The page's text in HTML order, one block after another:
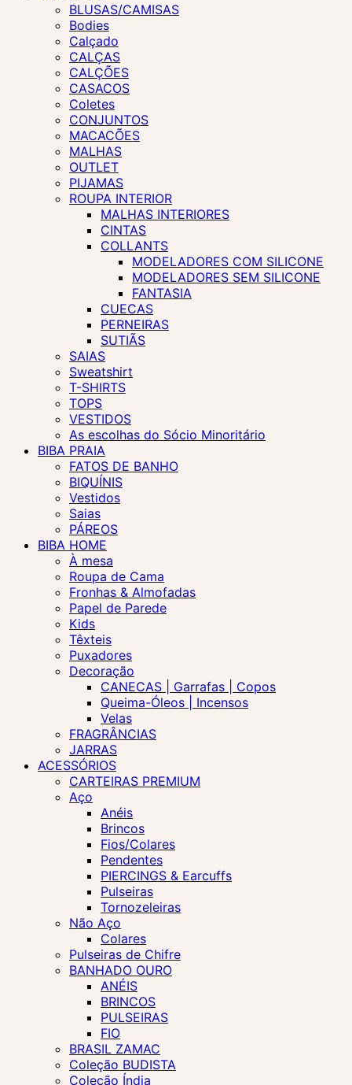
BLUSAS/CAMISAS
Bodies
Calçado
CALÇAS
CALÇÕES
CASACOS
Coletes
CONJUNTOS
MACACÕES
MALHAS
OUTLET
PIJAMAS
ROUPA INTERIOR
MALHAS INTERIORES
CINTAS
COLLANTS
MODELADORES COM SILICONE
MODELADORES SEM SILICONE
FANTASIA
CUECAS
PERNEIRAS
SUTIÃS
SAIAS
Sweatshirt
T-SHIRTS
TOPS
VESTIDOS
As escolhas do Sócio Minoritário
BIBA PRAIA
FATOS DE BANHO
BIQUÍNIS
Vestidos
Saias
PÁREOS
BIBA HOME
À mesa
Roupa de Cama
Fronhas & Almofadas
Papel de Parede
Kids
Têxteis
Puxadores
Decoração
CANECAS | Garrafas | Copos
Queima-Óleos | Incensos
Velas
FRAGRÂNCIAS
JARRAS
ACESSÓRIOS
CARTEIRAS PREMIUM
Aço
Anéis
Brincos
Fios/Colares
Pendentes
PIERCINGS & Earcuffs
Pulseiras
Tornozeleiras
Não Aço
Colares
Pulseiras de Chifre
BANHADO OURO
ANÉIS
BRINCOS
PULSEIRAS
FIO
BRASIL ZAMAC
Coleção BUDISTA
Coleção Índia